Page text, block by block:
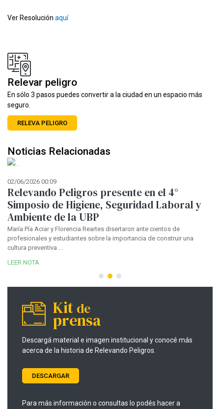
Ver Resolución aquí
Relevar peligro
En sólo 3 pasos puedes convertir a la ciudad en un espacio más
seguro.
RELEVA PELIGRO
Noticias Relacionadas
02/06/2026 00:09
Relevando Peligros presente en el 4°
Simposio de Higiene, Seguridad Laboral y
Ambiente de la UBP
María Pía Aciar y Florencia Reartes disertaron ante cientos de
profesionales y estudiantes sobre la importancia de construir una
cultura preventiva ...
LEER NOTA
Kit de
prensa
Descargá material e imagen institucional y conocé más
acerca de la historia de Relevando Peligros.
DESCARGAR
Para más información o consultas lo podés hacer a